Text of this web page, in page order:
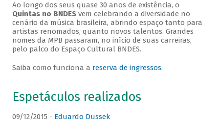
Ao longo dos seus quase 30 anos de existência, o
Quintas no BNDESvem celebrando a diversidade no
cenário da música brasileira, abrindo espaço tanto para
artistas renomados, quanto novos talentos. Grandes
nomes da MPB passaram, no início de suas carreiras,
pelo palco do Espaço Cultural BNDES.
Saiba como funciona a reserva de ingressos.
Espetáculos realizados
09/12/2015 - Eduardo Dussek